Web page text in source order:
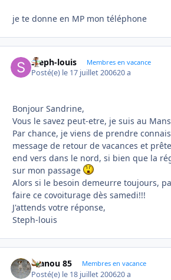
je te donne en MP mon téléphone
steph-louis Membres en vacance
Posté(e) le 17 juillet 200620 a
Bonjour Sandrine,
Vous le savez peut-etre, je suis au
Par chance, je viens de prendre
message de retour de vacances et
end vers dans le nord, si bien que la
sur mon passage
Alors si le besoin demeurre toujours,
faire ce covoiturage dès samedi!!!
J'attends votre réponse,
Steph-louis
manou 85 Membres en vacance
Posté(e) le 18 juillet 200620 a